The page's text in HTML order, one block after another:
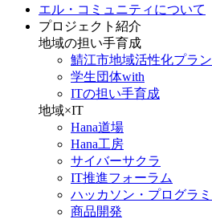
エル・コミュニティについて
プロジェクト紹介
地域の担い手育成
鯖江市地域活性化プラ
学生団体with
ITの担い手育成
地域×IT
Hana道場
Hana工房
サイバーサクラ
IT推進フォーラム
ハッカソン・プログラ
商品開発